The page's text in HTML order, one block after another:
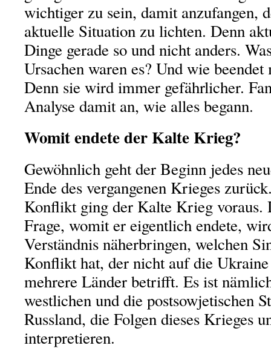
wichtiger zu sein, damit anzufangen,
aktuelle Situation zu lichten. Denn
Dinge gerade so und nicht anders.
Ursachen waren es? Und wie
Denn sie wird immer gefährlicher.
Analyse damit an, wie alles begann.
Womit endete der Kalte Krieg?
Gewöhnlich geht der Beginn jedes
Ende des vergangenen Krieges
Konflikt ging der Kalte Krieg
Frage, womit er eigentlich endete,
Verständnis näherbringen, welchen
Konflikt hat, der nicht auf die
mehrere Länder betrifft. Es ist
westlichen und die postsowjetischen
Russland, die Folgen dieses Krieges
interpretieren.